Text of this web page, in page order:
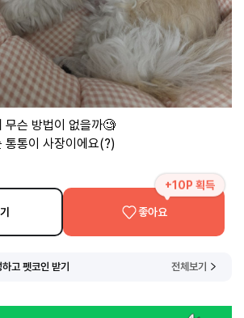
무슨 방법이 없을까🧐
통통이 사장이에요(?)
+10P 획득
좋아요
고 펫코인 받기 전체보기